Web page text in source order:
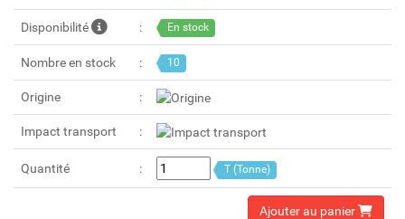
Disponibilité En stock
Nombre en stock 10
Origine
Impact transport
Quantité T (Tonne)
Ajouter au panier